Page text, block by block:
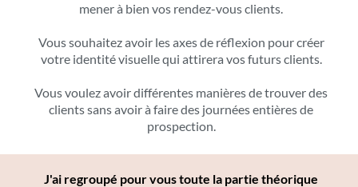
mener à bien vos rendez-vous clients.
Vous souhaitez avoir les axes de réflexion pour créer
votre identité visuelle qui attirera vos futurs clients.
Vous voulez avoir différentes manières de trouver des
clients sans avoir à faire des journées entières de
prospection.
J'ai regroupé pour vous toute la partie théorique